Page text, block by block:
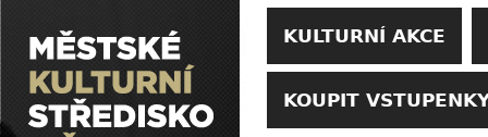
KULTURNÍ AKCE
KOUPIT